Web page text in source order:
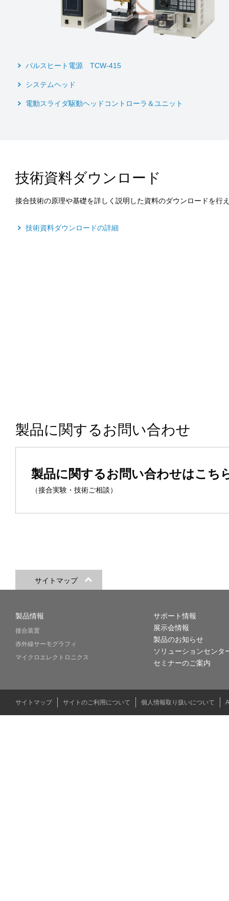
パルスヒート電源 TCW-415
システムヘッド
電動スライダ駆動ヘッドコントローラ＆ユニット
技術資料ダウンロード
接合技術の原理や基礎を詳しく説明した資料のダウンロードを行
技術資料ダウンロードの詳細
製品に関するお問い合わせ
製品に関するお問い合わせはこち
（接合実験・技術ご相談）
サイトマップ
製品情報
接合装置
赤外線サーモグラフィ
マイクロエレクトロニクス
サポート情報
展示会情報
製品のお知らせ
ソリューションセンタ
セミナーのご案内
サイトマップ サイトのご利用について 個人情報取り扱いについて